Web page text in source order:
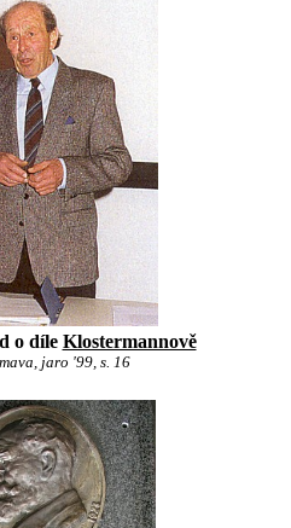
o díle Klostermannově
jaro '99, s. 16